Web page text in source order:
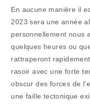
En aucune manière il
2023 sera une année
personnellement nous
quelques heures ou
rattraperont
rasoir avec une forte
obscur des forces de
une faille tectonique